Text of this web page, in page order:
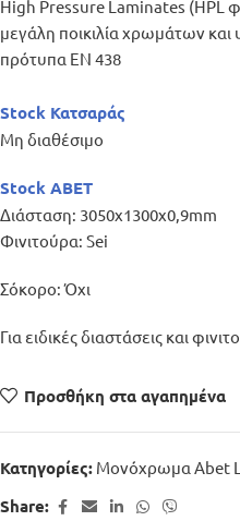
High Pressure Laminates (HPL
μεγάλη ποικιλία χρωμάτων
πρότυπα ΕΝ 438
Stock Κατσαράς
Μη διαθέσιμο
Stock ABET
Διάσταση: 3050x1300x0,9mm
Φινιτούρα: Sei
Σόκορο: Όχι
Για ειδικές διαστάσεις και
Προσθήκη στα αγαπημένα
Κατηγορίες: Μονόχρωμα Abet
Share: